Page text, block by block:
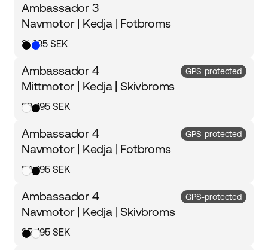
Ambassador 3
Navmotor | Kedja | Fotbroms
21 995 SEK
Ambassador 4
Mittmotor | Kedja | Skivbroms
33 495 SEK
GPS-protected
Ambassador 4
Navmotor | Kedja | Fotbroms
24 995 SEK
GPS-protected
Ambassador 4
Navmotor | Kedja | Skivbroms
25 495 SEK
GPS-protected